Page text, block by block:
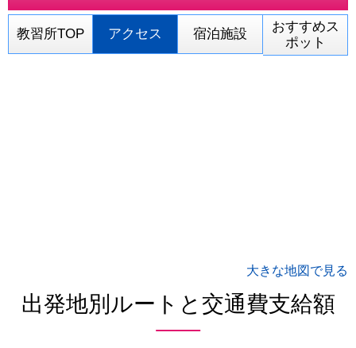
教習所TOP アクセス 宿泊施設
おすすめス
ポット
大きな地図で見る
出発地別ルートと交通費支給額